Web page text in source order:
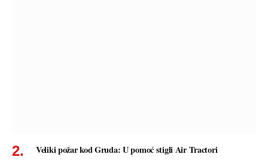
Veliki požar kod Gruda: U pomoć stigli Air Tractori